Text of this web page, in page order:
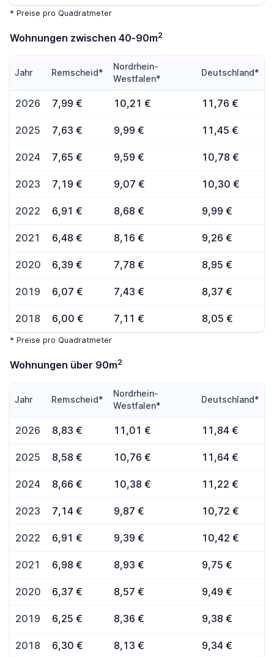
* Preise pro Quadratmeter
Wohnungen zwischen 40-90m2
Jahr Remscheid*
Nordrhein-
Westfalen*
Deutschland*
2026 7,99 € 10,21 € 11,76 €
2025 7,63 € 9,99 € 11,45 €
2024 7,65 € 9,59 € 10,78 €
2023 7,19 € 9,07 € 10,30 €
2022 6,91 € 8,68 € 9,99 €
2021 6,48 € 8,16 € 9,26 €
2020 6,39 € 7,78 € 8,95 €
2019 6,07 € 7,43 € 8,37 €
2018 6,00 € 7,11 € 8,05 €
* Preise pro Quadratmeter
Wohnungen über 90m2
Jahr Remscheid*
Nordrhein-
Westfalen*
Deutschland*
2026 8,83 € 11,01 € 11,84 €
2025 8,58 € 10,76 € 11,64 €
2024 8,66 € 10,38 € 11,22 €
2023 7,14 € 9,87 € 10,72 €
2022 6,91 € 9,39 € 10,42 €
2021 6,98 € 8,93 € 9,75 €
2020 6,37 € 8,57 € 9,49 €
2019 6,25 € 8,36 € 9,38 €
2018 6,30 € 8,13 € 9,34 €